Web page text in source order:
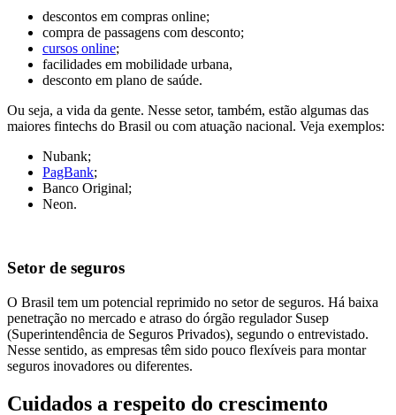
descontos em compras online;
compra de passagens com desconto;
cursos online;
facilidades em mobilidade urbana,
desconto em plano de saúde.
Ou seja, a vida da gente. Nesse setor, também, estão algumas das
maiores fintechs do Brasil ou com atuação nacional. Veja exemplos:
Nubank;
PagBank;
Banco Original;
Neon.
Setor de seguros
O Brasil tem um potencial reprimido no setor de seguros. Há baixa
penetração no mercado e atraso do órgão regulador Susep
(Superintendência de Seguros Privados), segundo o entrevistado.
Nesse sentido, as empresas têm sido pouco flexíveis para montar
seguros inovadores ou diferentes.
Cuidados a respeito do crescimento